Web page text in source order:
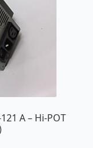
A – Hi-POT